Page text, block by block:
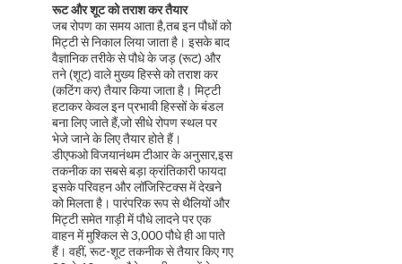
रूट और शूट को तराश कर तैयार
जब रोपण का समय आता है,तब इन पौधों को
मिट्टी से निकाल लिया जाता है। इसके बाद
वैज्ञानिक तरीके से पौधे के जड़ (रूट) और
तने (शूट) वाले मुख्य हिस्से को तराश कर
(कटिंग कर) तैयार किया जाता है। मिट्टी
हटाकर केवल इन प्रभावी हिस्सों के बंडल
बना लिए जाते हैं,जो सीधे रोपण स्थल पर
भेजे जाने के लिए तैयार होते हैं।
डीएफओ विजयानंथम टीआर के अनुसार,इस
तकनीक का सबसे बड़ा क्रांतिकारी फायदा
इसके परिवहन और लॉजिस्टिक्स में देखने
को मिलता है। पारंपरिक रूप से थैलियों और
मिट्टी समेत गाड़ी में पौधे लादने पर एक
वाहन में मुश्किल से 3,000 पौधे ही आ पाते
हैं। वहीं, रूट-शूट तकनीक से तैयार किए गए